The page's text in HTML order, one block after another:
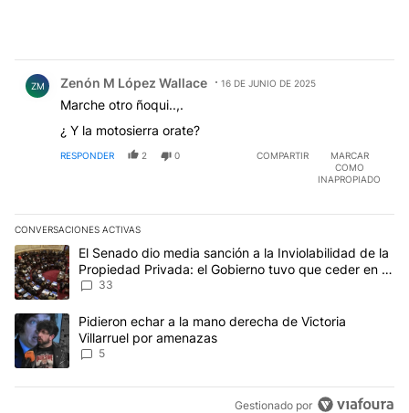
ZM Zenón M López Wallace 16 DE JUNIO DE 2025
Marche otro ñoqui..,.
¿ Y la motosierra orate?
RESPONDER 2 0 COMPARTIR
MARCAR
COMO
INAPROPIADO
CONVERSACIONES ACTIVAS
Este listado muestra los artículos con más comentarios en los
Un artículo de tendencia con el título "El Senado dio media
El Senado dio media sanción a la Inviolabilidad de la
Propiedad Privada: el Gobierno tuvo que ceder en la
Ley del Manejo del Fuego
33
Un artículo de tendencia con el título "Pidieron echar a la mano
Pidieron echar a la mano derecha de Victoria
Villarruel por amenazas
5
Gestionado por